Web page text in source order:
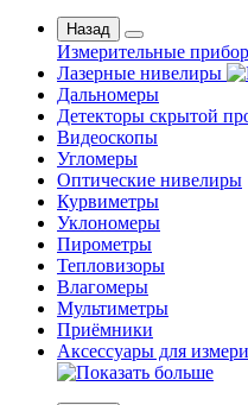
Назад
Измерительные
Лазерные нивелиры
Дальномеры
Детекторы скрытой
Видеоскопы
Угломеры
Оптические нивелиры
Курвиметры
Уклономеры
Пирометры
Тепловизоры
Влагомеры
Мультиметры
Приёмники
Аксессуары для